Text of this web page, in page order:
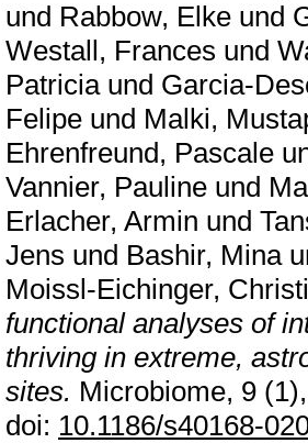
und Rabbow, Elke und
Westall, Frances und
Patriciaund Garcia-
Felipe und Malki,
Ehrenfreund, Pascale
Vannier, Pauline und
Erlacher, Armin und
Jens und Bashir, Mina
Moissl-Eichinger,
functional analyses of
thriving in extreme,
sites. Microbiome, 9
doi: 10.1186/s40168-